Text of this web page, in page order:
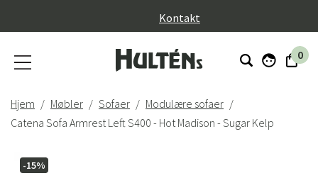
Kontakt
0
Hjem Møbler Sofaer
Modulære sofaer
Catena Sofa Armrest Left S400 - Hot Madison - Sugar Kelp
-15%